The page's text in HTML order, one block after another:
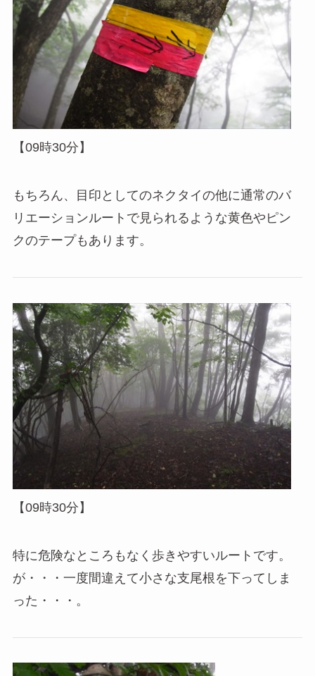
【09時30分】
もちろん、目印としてのネクタイの他に通常のバ
リエーションルートで見られるような黄色やピン
クのテープもあります。
【09時30分】
特に危険なところもなく歩きやすいルートです。
が・・・一度間違えて小さな支尾根を下ってしま
った・・・。